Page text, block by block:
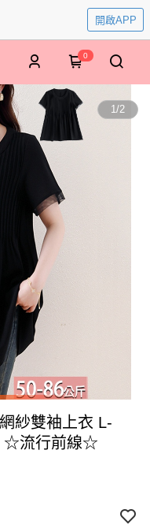
開啟APP
0
1/2
紗雙袖上衣 L-
☆流行前線☆